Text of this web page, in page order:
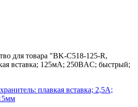
для товара "BK-C518-125-R,
вставка; 125мА; 250ВAC; быстрый;
плавкая вставка; 2,5А;